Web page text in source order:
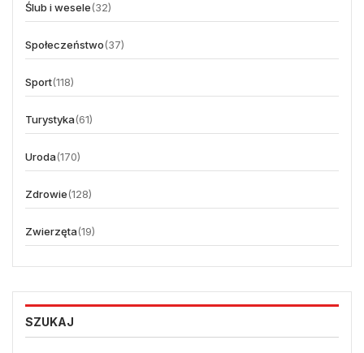
Ślub i wesele(32)
Społeczeństwo(37)
Sport(118)
Turystyka(61)
Uroda(170)
Zdrowie(128)
Zwierzęta(19)
SZUKAJ